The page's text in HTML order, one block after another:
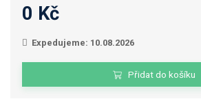
0 Kč
Expedujeme: 10.08.2026
Přidat do košíku